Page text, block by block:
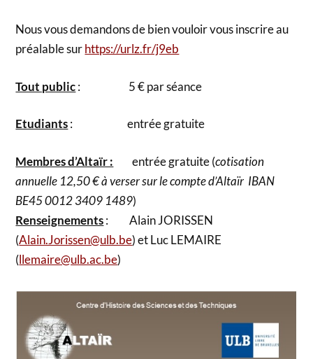
Nous vous demandons de bien vouloir vous inscrire au
préalable surhttps://urlz.fr/j9eb
Tout public: 5 € par séance
Etudiants: entrée gratuite
Membres d’Altaïr : entrée gratuite (cotisation
annuelle 12,50 € à verser sur le compte d’Altaïr IBAN
BE45 0012 3409 1489)
Renseignements: Alain JORISSEN
(Alain.Jorissen@ulb.be) et Luc LEMAIRE
(llemaire@ulb.ac.be)